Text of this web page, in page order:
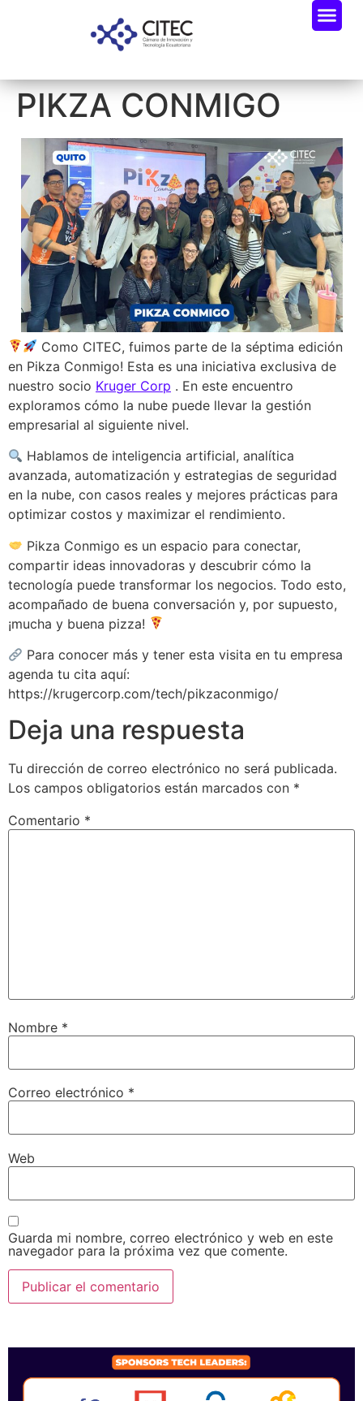
PIKZA CONMIGO
Como CITEC, fuimos parte de la séptima edición
en Pikza Conmigo! Esta es una iniciativa exclusiva de
nuestro socio Kruger Corp . En este encuentro
exploramos cómo la nube puede llevar la gestión
empresarial al siguiente nivel.
Hablamos de inteligencia artificial, analítica
avanzada, automatización y estrategias de seguridad
en la nube, con casos reales y mejores prácticas para
optimizar costos y maximizar el rendimiento.
Pikza Conmigo es un espacio para conectar,
compartir ideas innovadoras y descubrir cómo la
tecnología puede transformar los negocios. Todo esto,
acompañado de buena conversación y, por supuesto,
¡mucha y buena pizza!
Para conocer más y tener esta visita en tu empresa
agenda tu cita aquí:
https://krugercorp.com/tech/pikzaconmigo/
Deja una respuesta
Tu dirección de correo electrónico no será publicada.
Los campos obligatorios están marcados con *
Comentario *
Nombre *
Correo electrónico *
Web
Guarda mi nombre, correo electrónico y web en este
navegador para la próxima vez que comente.